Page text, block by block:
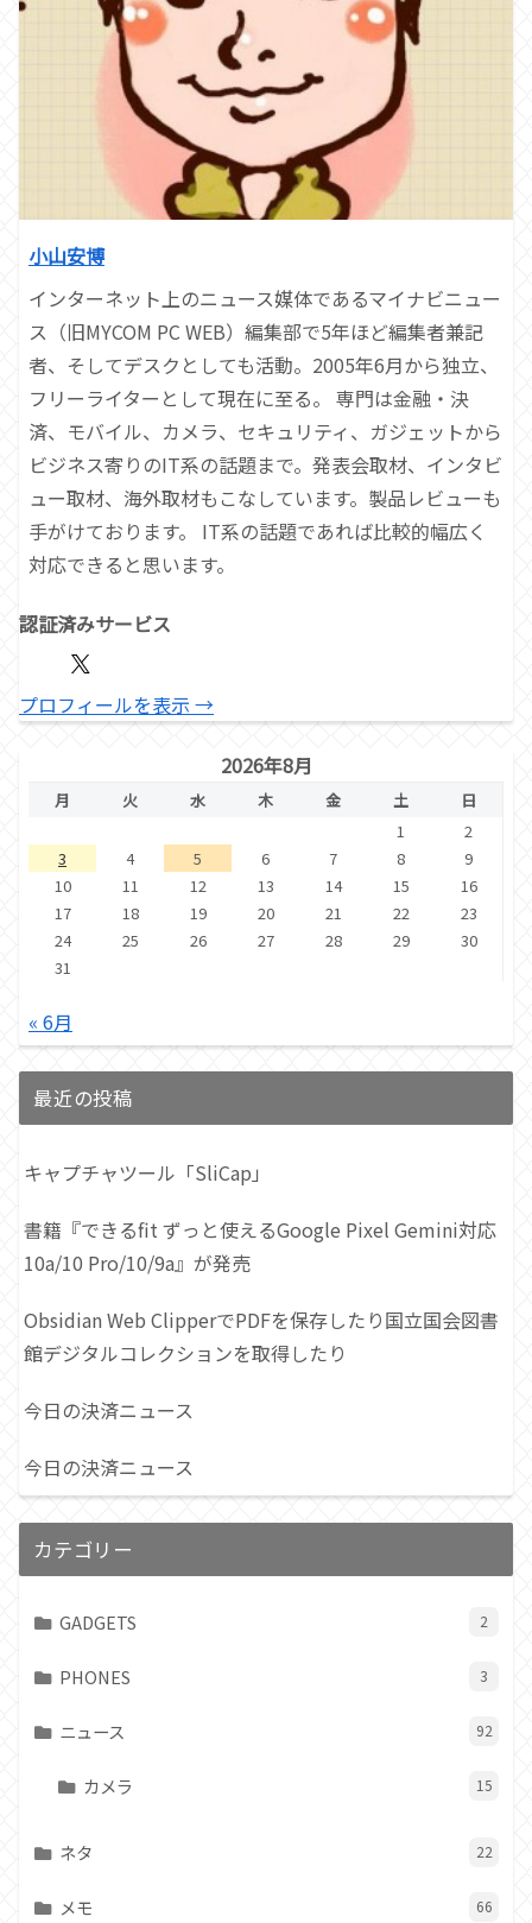
小山安博
インターネット上のニュース媒体であるマイナビニュー
ス（旧MYCOM PC WEB）編集部で5年ほど編集者兼記
者、そしてデスクとしても活動。2005年6月から独立、
フリーライターとして現在に至る。 専門は金融・決
済、モバイル、カメラ、セキュリティ、ガジェットから
ビジネス寄りのIT系の話題まで。発表会取材、インタビ
ュー取材、海外取材もこなしています。製品レビューも
手がけております。 IT系の話題であれば比較的幅広く
対応できると思います。
認証済みサービス
プロフィールを表示 →
2026年8月
月 火 水 木 金 土
日
1
2
3
4 5 6 7 8
9
10
11 12 13 14 15
16
17
18 19 20 21 22
23
24
25 26 27 28 29
30
31
« 6月
最近の投稿
キャプチャツール「SliCap」
書籍『できるfit ずっと使えるGoogle Pixel Gemini対応
10a/10 Pro/10/9a』が発売
Obsidian Web ClipperでPDFを保存したり国立国会図書
館デジタルコレクションを取得したり
今日の決済ニュース
今日の決済ニュース
カテゴリー
GADGETS 2
PHONES 3
ニュース 92
カメラ 15
ネタ 22
メモ 66